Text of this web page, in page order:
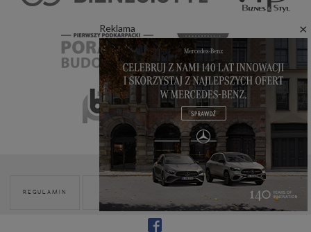
Reklama ×
REGULAMIN
POLITYKA
COOKIES
KONTAKT
Modnie i Zdrowo. Wszelkie prawa zastrzeżone © 2026.